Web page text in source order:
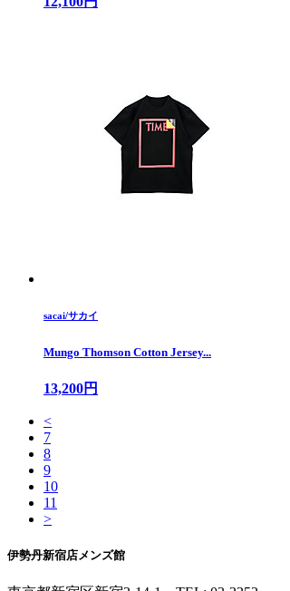
sacai/サカイ
Mungo Thomson Cotton Jersey...
13,200円
<
7
8
9
10
11
>
伊勢丹新宿店メンズ館